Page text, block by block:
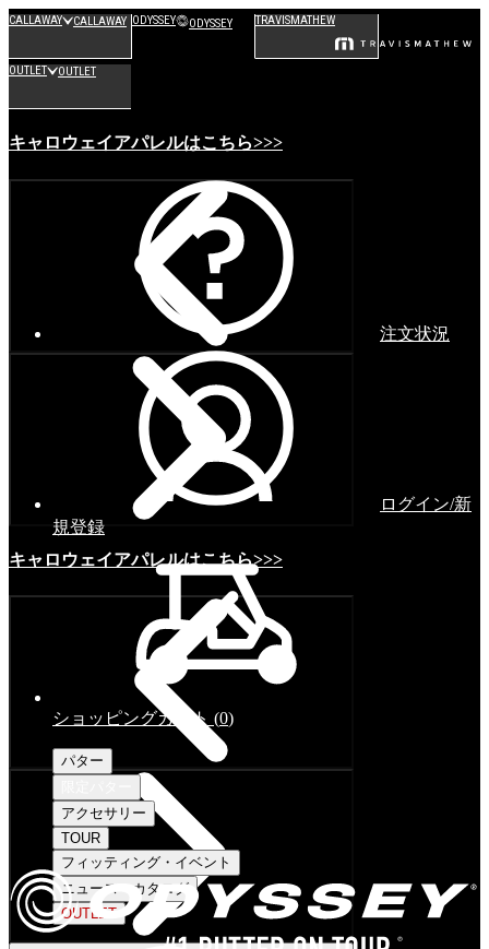
CALLAWAY CALLAWAY ODYSSEY ODYSSEY TRAVISMATHEW
OUTLET OUTLET
キャロウェイアパレルはこちら>>>
キャロウェイアパレルはこちら>>>
注文状況
ログイン/新
規登録
ショッピングカート (0)
パター
アクセサリー
TOUR
フィッティング・イベント
ニュース・カタログ
OUTLET